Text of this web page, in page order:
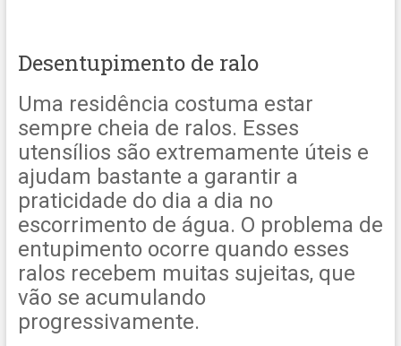
Desentupimento de ralo
Uma residência costuma estar
sempre cheia de ralos. Esses
utensílios são extremamente úteis e
ajudam bastante a garantir a
praticidade do dia a dia no
escorrimento de água. O problema de
entupimento ocorre quando esses
ralos recebem muitas sujeitas, que
vão se acumulando
progressivamente.